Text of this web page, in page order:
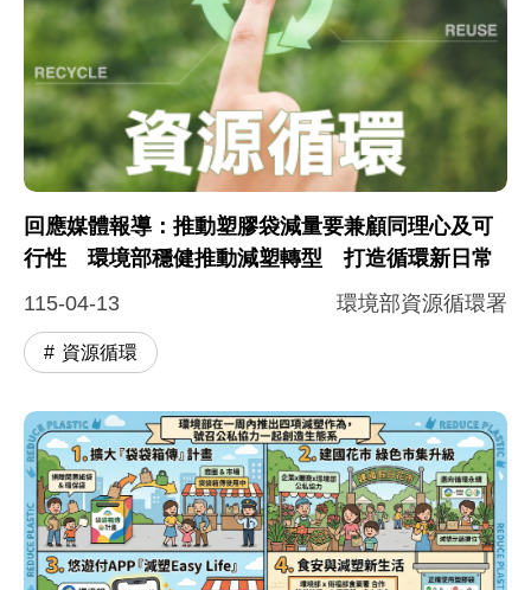
回應媒體報導：推動塑膠袋減量要兼顧同理心及可
行性 環境部穩健推動減塑轉型 打造循環新日常
115-04-13
環境部資源循環署
資源循環